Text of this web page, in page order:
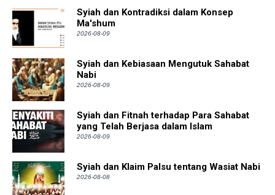
Syiah dan Kontradiksi dalam Konsep
Ma'shum
2026-08-09
Syiah dan Kebiasaan Mengutuk Sahabat
Nabi
2026-08-09
Syiah dan Fitnah terhadap Para Sahabat
yang Telah Berjasa dalam Islam
2026-08-09
Syiah dan Klaim Palsu tentang Wasiat Nabi
2026-08-08